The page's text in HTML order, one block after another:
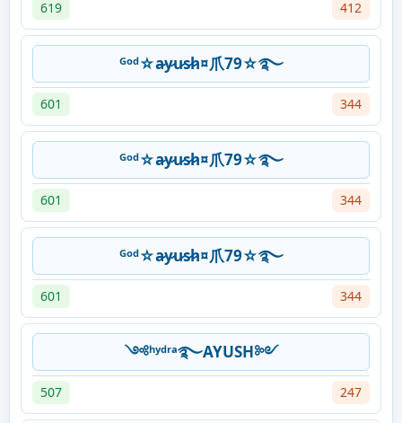
619 412
ᴳᵒᵈ☆a̷y̷u̷s̷h̷¤爪79☆࿐
601 344
ᴳᵒᵈ☆a̷y̷u̷s̷h̷¤爪79☆࿐
601 344
ᴳᵒᵈ☆a̷y̷u̷s̷h̷¤爪79☆࿐
601 344
༺ʰʸᵈʳᵃ࿐AYUSH༻
507 247